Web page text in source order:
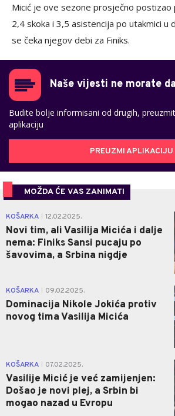
Micić je ove sezone prosječno postizao
2,4 skoka i 3,5 asistencija po utakmici u
se čeka njegov debi za Finiks.
Naše vijesti ne morate
Budite bolje informisani od drugih,
aplikaciju
PREUZMI APLIKACIJU
MOŽDA ĆE VAS ZANIMATI
KOŠARKA 12.02.2025.
Novi tim, ali Vasilija Micića i dalje
nema: Finiks Sansi pucaju po
šavovima, a Srbina nigdje
KOŠARKA 09.02.2025.
Dominacija Nikole Jokića protiv
novog tima Vasilija Micića
KOŠARKA 07.02.2025.
Vasilije Micić je već zamijenjen:
Došao je novi plej, a Srbin bi
mogao nazad u Evropu